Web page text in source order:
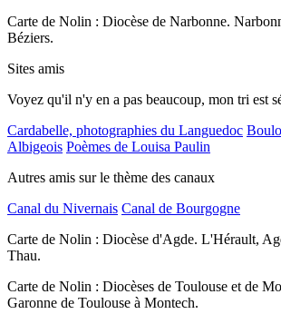
Carte de Nolin : Diocèse de Narbonne.
Béziers.
Sites amis
Voyez qu'il n'y en a pas beaucoup, mon tri est
Cardabelle, photographies du Languedoc
Albigeois Poèmes de Louisa Paulin
Autres amis sur le thème des canaux
Canal du Nivernais Canal de Bourgogne
Carte de Nolin : Diocèse d'Agde. L'Hérault,
Thau.
Carte de Nolin : Diocèses de Toulouse et de
Garonne de Toulouse à Montech.